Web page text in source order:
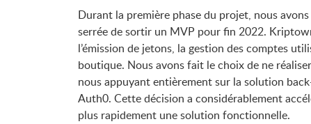
Durant la première phase du projet, nous
serrée de sortir un MVP pour fin 2022.
l’émission de jetons, la gestion des comptes
boutique. Nous avons fait le choix de ne
nous appuyant entièrement sur la solution
Auth0. Cette décision a considérablement
plus rapidement une solution fonctionnelle.